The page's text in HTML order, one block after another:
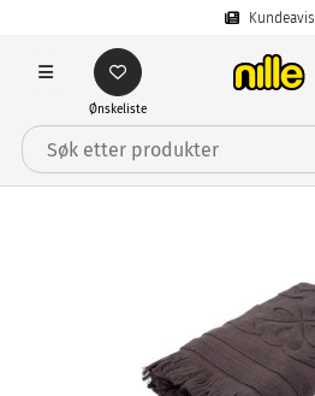
Kundeavis
Ønskeliste